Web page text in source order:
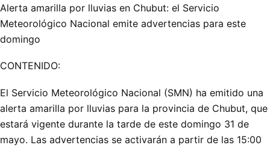
Alerta amarilla por lluvias en Chubut: el Servicio
Meteorológico Nacional emite advertencias para este
domingo
CONTENIDO:
El Servicio Meteorológico Nacional (SMN) ha emitido una
alerta amarilla por lluvias para la provincia de Chubut, que
estará vigente durante la tarde de este domingo 31 de
mayo. Las advertencias se activarán a partir de las 15:00